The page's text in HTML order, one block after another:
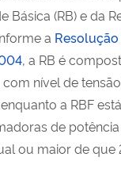
Básica (RB) e da
a
, a RB é
nível de
a RBF
de
ou maior de que